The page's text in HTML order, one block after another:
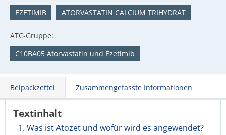
EZETIMIB
ATORVASTATIN CALCIUM TRIHYDRAT
ATC-Gruppe:
C10BA05 Atorvastatin und Ezetimib
Beipackzettel Zusammengefasste Informationen
Textinhalt
1. Was ist Atozet und wofür wird es angewendet?